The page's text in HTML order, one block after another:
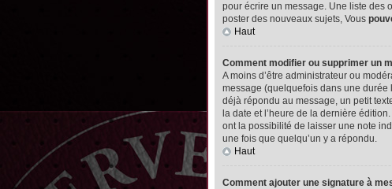
pour écrire un message. Une liste des
poster des nouveaux sujets, Vous
Haut
Comment modifier ou supprimer un
A moins d’être administrateur ou
message (quelquefois dans une
déjà répondu au message, un petit
la date et l’heure de la dernière
ont la possibilité de laisser une note
une fois que quelqu’un y a répondu.
Haut
Comment ajouter une signature à